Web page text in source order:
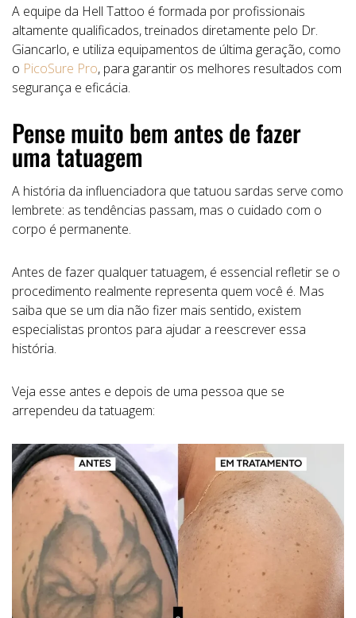
A equipe da Hell Tattoo é formada por profissionais
altamente qualificados, treinados diretamente pelo Dr.
Giancarlo, e utiliza equipamentos de última geração, como
o PicoSure Pro, para garantir os melhores resultados com
segurança e eficácia.
Pense muito bem antes de fazer
uma tatuagem
A história da influenciadora que tatuou sardas serve como
lembrete: as tendências passam, mas o cuidado com o
corpo é permanente.
Antes de fazer qualquer tatuagem, é essencial refletir se o
procedimento realmente representa quem você é. Mas
saiba que se um dia não fizer mais sentido, existem
especialistas prontos para ajudar a reescrever essa
história.
Veja esse antes e depois de uma pessoa que se
arrependeu da tatuagem: